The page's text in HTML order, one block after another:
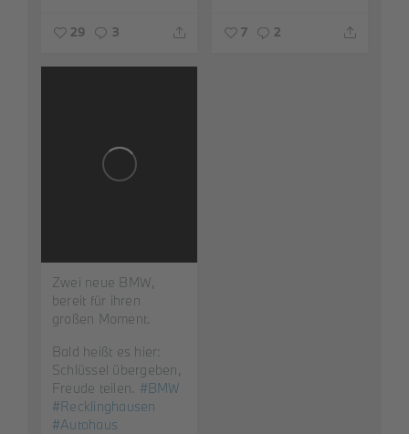
29 3 7 2
Zwei neue BMW,
bereit für ihren
großen Moment.
Bald heißt es hier:
Schlüssel übergeben,
Freude teilen. #BMW
#Recklinghausen
#Autohaus